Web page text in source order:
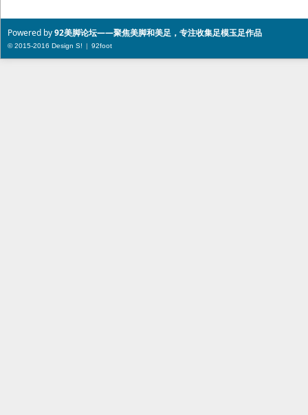
Powered by92美脚论坛——聚焦美脚和美足，专注收集足模玉足作品
© 2015-2016 Design S! | 92foot